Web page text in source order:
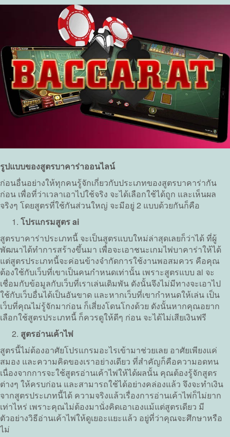
รูปแบบของสูตรบาคาร่าออนไลน์
ก่อนอื่นอย่างให้ทุกคนรู้จักเกี่ยวกับประเภทของสูตรบาคาร่ากัน
ก่อน เพื่อที่ว่าเวลาเอาไปใช้จริง จะได้เลือกใช้ได้ถูก และเห็นผล
จริงๆ โดยสูตรที่ใช้กันส่วนใหญ่ จะมีอยู่ 2 แบบด้วยกันก็คือ
โปรแกรมสูตร ai
สูตรบาคาร่าประเภทนี้ จะเป็นสูตรแบบใหม่ล่าสุดเลยก็ว่าได้ ที่ผู้
พัฒนาได้ทำการสร้างขึ้นมา เพื่อจะเอาชนะเกมไพ่บาคาร่าให้ได้
แต่สูตรประเภทนี้จะค่อนข้างจำกัดการใช้งานพอสมควร คือคุณ
ต้องใช้กับเว็บที่เขาเป็นคนกำหนดเท่านั้น เพราะสูตรแบบ ai จะ
เชื่อมกับข้อมูลกับเว็บที่เราเล่นเดิมพัน ดังนั้นจึงไม่มีทางจะเอาไป
ใช้กับเว็บอื่นได้เป็นอันขาด และหากเว็บที่เขากำหนดให้เล่น เป็น
เว็บที่คุณไม่รู้จักมาก่อน ก็เสี่ยงโดนโกงด้วย ดังนั้นหากคุณอยาก
เลือกใช้สูตรประเภทนี้ ก็ควรดูให้ดีๆ ก่อน จะได้ไม่เสียเงินฟรี
สูตรอ่านเค้าไพ่
สูตรนี้ไม่ต้องอาศัยโปรแกรมอะไรเข้ามาช่วยเลย อาศัยเพียงแค่
สมอง และความคิดของเราอย่างเดียว ที่สำคัญก็คือความอดทน
เนื่องจากการจะใช้สูตรอ่านเค้าไพ่ให้ได้ผลนั้น คุณต้องรู้จักสูตร
ต่างๆ ให้ครบก่อน และสามารถใช้ได้อย่างคล่องแล้ว จึงจะทำเงิน
จากสูตรประเภทนี้ได้ ความจริงแล้วเรื่องการอ่านเค้าไพ่ก็ไม่ยาก
เท่าไหร่ เพราะคุณไม่ต้องมานั่งคิดเอาเองแม้แต่สูตรเดียว มี
ตัวอย่างวิธีอ่านเค้าไพ่ให้ดูเยอะแยะแล้ว อยู่ที่ว่าคุณจะศึกษาหรือ
ไม่